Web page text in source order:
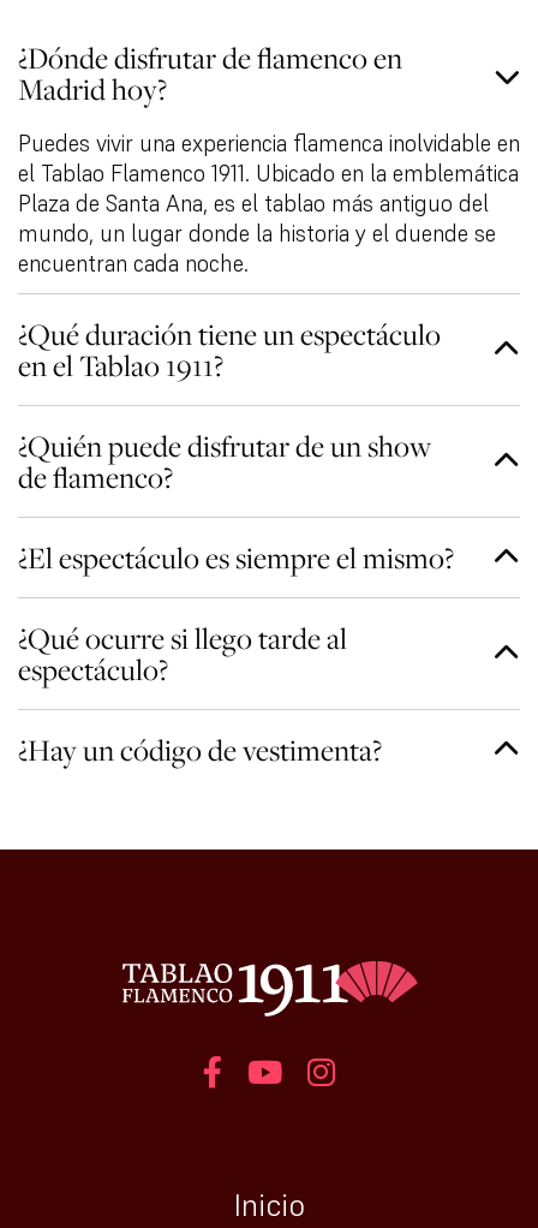
¿Dónde disfrutar de flamenco en
Madrid hoy?
Puedes vivir una experiencia flamenca inolvidable en
el Tablao Flamenco 1911. Ubicado en la emblemática
Plaza de Santa Ana, es el tablao más antiguo del
mundo, un lugar donde la historia y el duende se
encuentran cada noche.
¿Qué duración tiene un espectáculo
en el Tablao 1911?
¿Quién puede disfrutar de un show
de flamenco?
¿El espectáculo es siempre el mismo?
¿Qué ocurre si llego tarde al
espectáculo?
¿Hay un código de vestimenta?
Inicio